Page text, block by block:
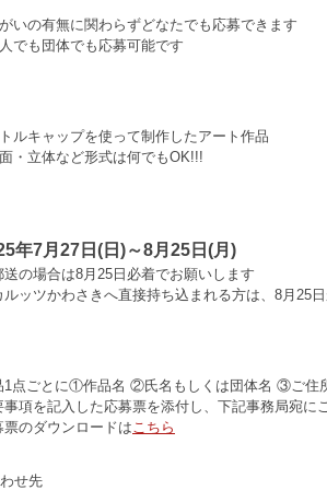
いの有無に関わらずどなたでも応募できます
でも団体でも応募可能です
ルキャップを使って制作したアート作品
・立体など形式は何でもOK!!!
年7月27日(日)～8月25日(月)
の場合は8月25日必着でお願いします
ッツかわさきへ直接持ち込まれる方は、8月25
1点ごとに①作品名 ②氏名もしくは団体名 ③ご住
事項を記入した応募票を添付し、下記事務局宛に
票のダウンロードは こちら
せ先